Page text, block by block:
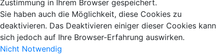
Zustimmung in Ihrem Browser gespeichert.
Sie haben auch die Möglichkeit, diese Cookies zu
deaktivieren. Das Deaktivieren einiger dieser Cookies kann
sich jedoch auf Ihre Browser-Erfahrung auswirken.
Nicht Notwendig